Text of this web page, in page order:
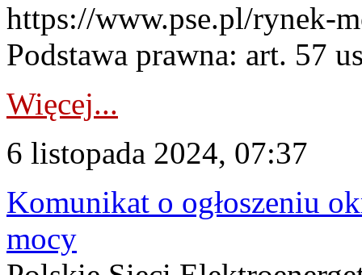
https://www.pse.pl/rynek-
Podstawa prawna: art. 57
Więcej...
6 listopada 2024, 07:37
Komunikat o ogłoszeniu
mocy